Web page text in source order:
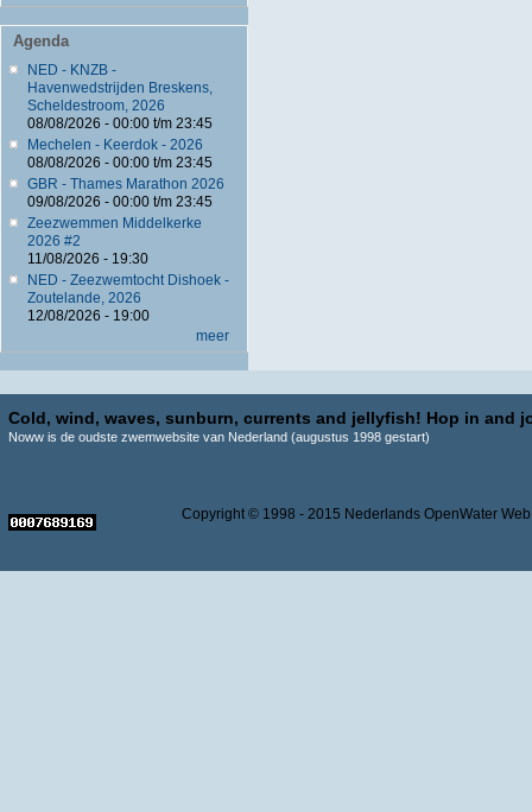
Agenda
NED - KNZB -
Havenwedstrijden Breskens,
Scheldestroom, 2026
08/08/2026 - 00:00t/m 23:45
Mechelen - Keerdok - 2026
08/08/2026 - 00:00t/m 23:45
GBR - Thames Marathon 2026
09/08/2026 - 00:00t/m 23:45
Zeezwemmen Middelkerke
2026 #2
11/08/2026 - 19:30
NED - Zeezwemtocht Dishoek -
Zoutelande, 2026
12/08/2026 - 19:00
meer
Cold, wind, waves, sunburn, currents and jellyfish! Hop in and
Noww is de oudste zwemwebsite van Nederland (augustus 1998 gestart)
Copyright © 1998 - 2015 Nederlands OpenWater